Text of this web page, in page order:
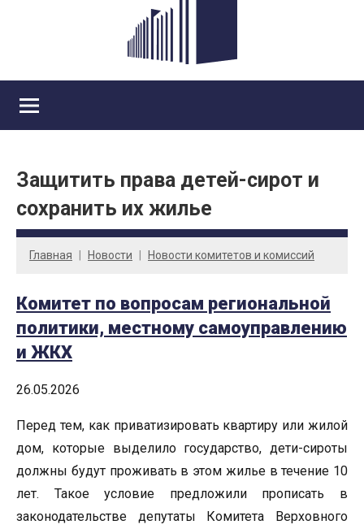
Защитить права детей-сирот и
сохранить их жилье
Главная Новости Новости комитетов и комиссий
Комитет по вопросам региональной
политики, местному самоуправлению
и ЖКХ
26.05.2026
Перед тем, как приватизировать квартиру или жилой
дом, которые выделило государство, дети-сироты
должны будут проживать в этом жилье в течение 10
лет. Такое условие предложили прописать в
законодательстве депутаты Комитета Верховного